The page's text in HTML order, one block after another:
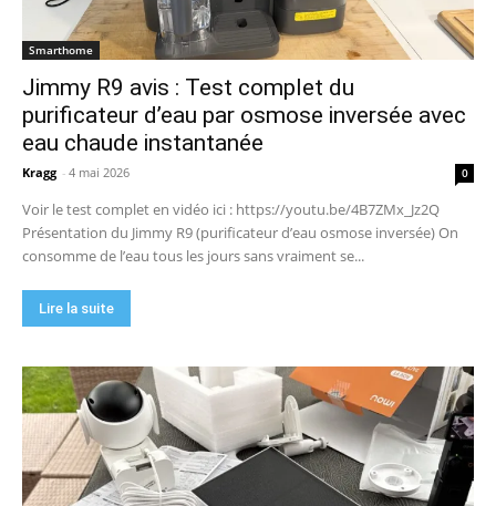
Smarthome
Jimmy R9 avis : Test complet du
purificateur d’eau par osmose inversée avec
eau chaude instantanée
Kragg - 4 mai 2026 0
Voir le test complet en vidéo ici : https://youtu.be/4B7ZMx_Jz2Q
Présentation du Jimmy R9 (purificateur d’eau osmose inversée) On
consomme de l’eau tous les jours sans vraiment se...
Lire la suite